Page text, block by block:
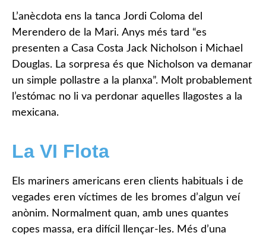
L’anècdota ens la tanca Jordi Coloma del
Merendero de la Mari. Anys més tard “es
presenten a Casa Costa Jack Nicholson i Michael
Douglas. La sorpresa és que Nicholson va demanar
un simple pollastre a la planxa”. Molt probablement
l’estómac no li va perdonar aquelles llagostes a la
mexicana.
La VI Flota
Els mariners americans eren clients habituals i de
vegades eren víctimes de les bromes d’algun veí
anònim. Normalment quan, amb unes quantes
copes massa, era difícil llençar-les. Més d’una